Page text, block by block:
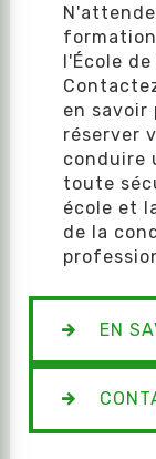
l'École
en savoir
réserver
conduire
toute
école et
de la
EN